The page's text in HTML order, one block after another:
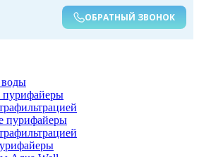
ОБРАТНЫЙ ЗВОНОК
пурифайеры